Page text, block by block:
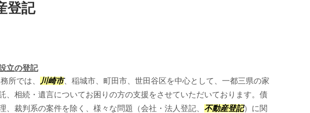
登記
立の登記
所では、
川崎市、稲城市、町田市、世田谷区を中心として、一都三県の家
、相続・遺言についてお困りの方の支援をさせていただいております。債
、裁判系の案件を除く、様々な問題（会社・法人登記、 不動産登記）に関